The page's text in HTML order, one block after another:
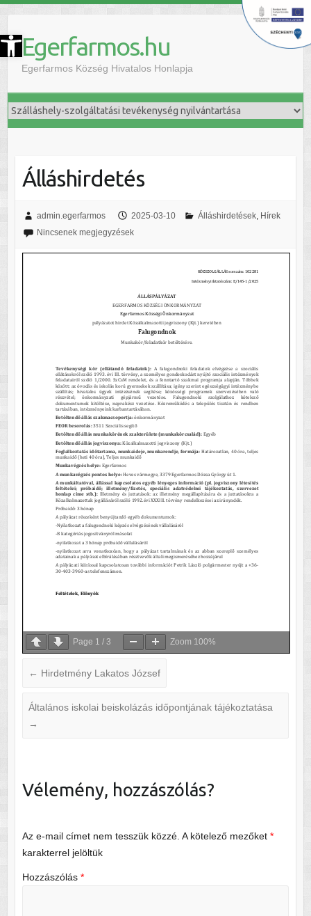
Eszköztár megnyitása Egerfarmos.hu
Egerfarmos Község Hivatalos Honlapja
Álláshirdetés
admin.egerfarmos 2025-03-10 Álláshirdetések, Hírek
Nincsenek megjegyzések
Page 1 / 3 Zoom 100%
← Hirdetmény Lakatos József
Általános iskolai beiskolázás időpontjának tájékoztatása
→
Vélemény, hozzászólás?
Az e-mail címet nem tesszük közzé. A kötelező mezőket *
karakterrel jelöltük
Hozzászólás *